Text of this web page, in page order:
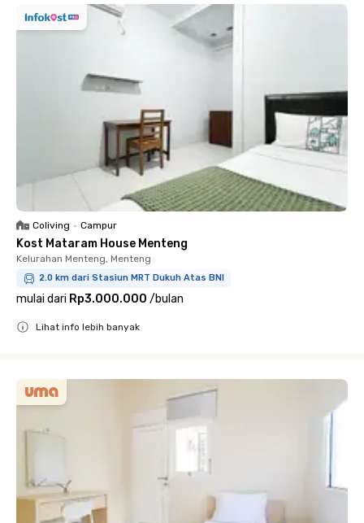
Coliving • Campur
Kost Mataram House Menteng
Kelurahan Menteng, Menteng
2.0 km dari Stasiun MRT Dukuh Atas BNI
mulai dari Rp3.000.000 /bulan
Lihat info lebih banyak